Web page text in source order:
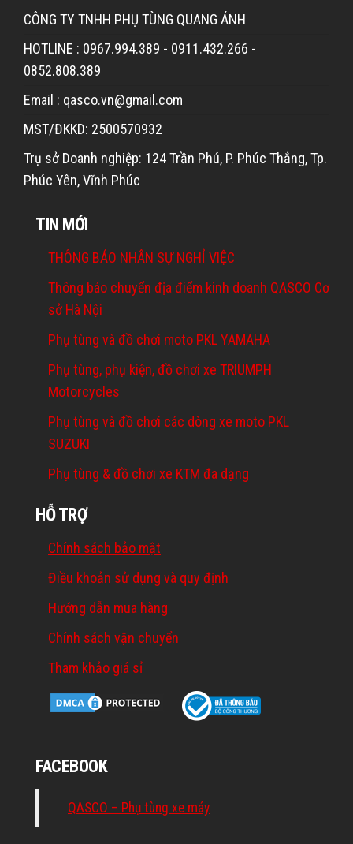
CÔNG TY TNHH PHỤ TÙNG QUANG ÁNH
HOTLINE : 0967.994.389 - 0911.432.266 -
0852.808.389
Email : qasco.vn@gmail.com
MST/ĐKKD: 2500570932
Trụ sở Doanh nghiệp: 124 Trần Phú, P. Phúc Thắng, Tp.
Phúc Yên, Vĩnh Phúc
TIN MỚI
THÔNG BÁO NHÂN SỰ NGHỈ VIỆC
Thông báo chuyển địa điểm kinh doanh QASCO Cơ
sở Hà Nội
Phụ tùng và đồ chơi moto PKL YAMAHA
Phụ tùng, phụ kiện, đồ chơi xe TRIUMPH
Motorcycles
Phụ tùng và đồ chơi các dòng xe moto PKL
SUZUKI
Phụ tùng & đồ chơi xe KTM đa dạng
HỖ TRỢ
Chính sách bảo mật
Điều khoản sử dụng và quy định
Hướng dẫn mua hàng
Chính sách vận chuyển
Tham khảo giá sỉ
FACEBOOK
QASCO – Phụ tùng xe máy